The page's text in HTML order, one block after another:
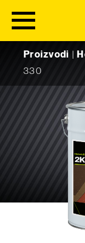
Proizvodi
330